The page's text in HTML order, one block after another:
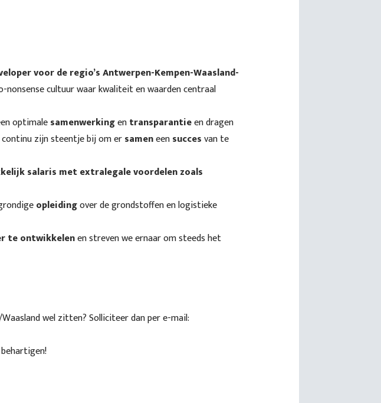
voor de regio’s Antwerpen-Kempen-Waasland-
cultuur waar kwaliteit en waarden centraal
optimalesamenwerkingentransparantieen dragen
zijn steentje bij om ersameneensuccesvan te
salaris metextralegale voordelen zoals
opleidingover de grondstoffen en logistieke
te ontwikkelenen streven we ernaar om steeds het
wel zitten? Solliciteer dan per e-mail: